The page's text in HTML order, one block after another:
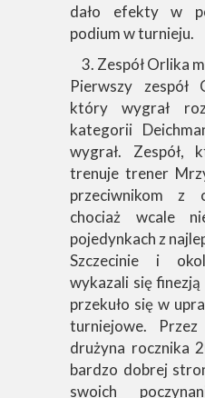
dało efekty w
podium w turnieju.
Zespół Orlika
Pierwszy zespół
który wygrał
kategorii
wygrał.
trenuje trener
przeciwnikom z
chociaż wcale
pojedynkach z
Szczecinie i
wykazali się finezją
przekuło się w
turniejowe.
drużyna rocznika
bardzo dobrej
swoich